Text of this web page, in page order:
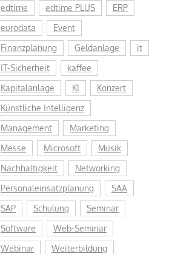
edtime
edtime PLUS
ERP
eurodata
Event
Finanzplanung
Geldanlage
it
IT-Sicherheit
kaffee
Kapitalanlage
KI
Konzert
Künstliche Intelligenz
Management
Marketing
Messe
Microsoft
Musik
Nachhaltigkeit
Networking
Personaleinsatzplanung
SAA
SAP
Schulung
Seminar
Software
Web-Seminar
Webinar
Weiterbildung